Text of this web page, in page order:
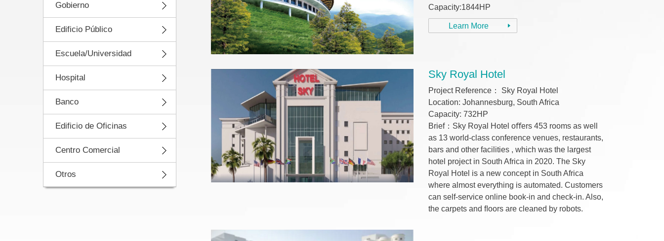
Gobierno
Edificio Público
Escuela/Universidad
Hospital
Banco
Edificio de Oficinas
Centro Comercial
Otros
Capacity:1844HP
Learn More
Sky Royal Hotel
Project Reference： Sky Royal Hotel
Location: Johannesburg, South Africa
Capacity: 732HP
Brief：Sky Royal Hotel oﬀers 453 rooms as well
as 13 world-class conference venues, restaurants,
bars and other facilities , which was the largest
hotel project in South Africa in 2020. The Sky
Royal Hotel is a new concept in South Africa
where almost everything is automated. Customers
can self-service online book-in and check-in. Also,
the carpets and ﬂoors are cleaned by robots.